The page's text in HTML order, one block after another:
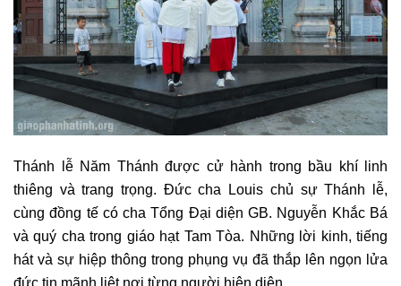
Thánh lễ Năm Thánh được cử hành trong bầu khí linh
thiêng và trang trọng. Đức cha Louis chủ sự Thánh lễ,
cùng đồng tế có cha Tổng Đại diện GB. Nguyễn Khắc Bá
và quý cha trong giáo hạt Tam Tòa. Những lời kinh, tiếng
hát và sự hiệp thông trong phụng vụ đã thắp lên ngọn lửa
đức tin mãnh liệt nơi từng người hiện diện.